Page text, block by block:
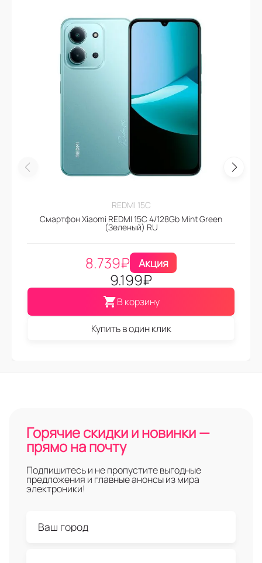
REDMI 15C
Смартфон Xiaomi REDMI 15C 4/128Gb Mint Green
(Зеленый) RU
8.739₽ Акция
9.199₽
В корзину
Купить в один клик
Горячие скидки и новинки —
прямо на почту
Подпишитесь и не пропустите выгодные
предложения и главные анонсы из мира
электроники!